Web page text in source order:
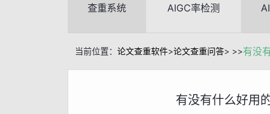
查重系统 AIGC率检测
当前位置： 论文查重软件>论文查重问答> >>
有没有什么好用